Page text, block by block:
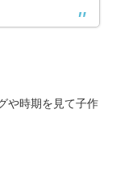
や時期を見て子作